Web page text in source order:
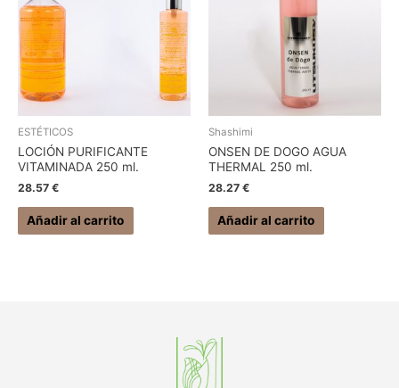
ESTÉTICOS
LOCIÓN PURIFICANTE
VITAMINADA 250 ml.
28.57 €
Añadir al carrito
Shashimi
ONSEN DE DOGO AGUA
THERMAL 250 ml.
28.27 €
Añadir al carrito